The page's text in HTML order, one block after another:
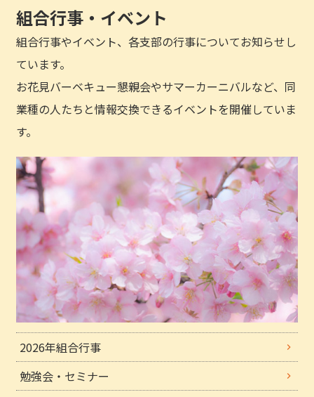
組合行事・イベント
組合行事やイベント、各支部の行事についてお知らせし
ています。
お花見バーベキュー懇親会やサマーカーニバルなど、同
業種の人たちと情報交換できるイベントを開催していま
す。
2026年組合行事
勉強会・セミナー